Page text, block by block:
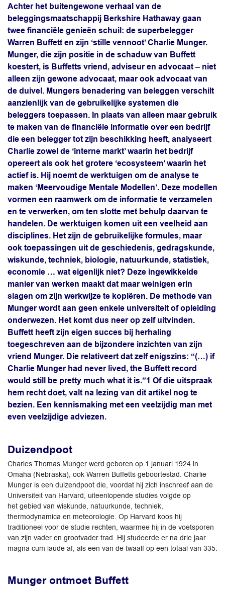
Achter het buitengewone verhaal van de
beleggingsmaatschappij Berkshire Hathaway gaan
twee financiële genieën schuil: de superbelegger
Warren Buffett en zijn ‘stille vennoot’ Charlie Munger.
Munger, die zijn positie in de schaduw van Buffett
koestert, is Buffetts vriend, adviseur en advocaat – niet
alleen zijn gewone advocaat, maar ook advocaat van
de duivel. Mungers benadering van beleggen verschilt
aanzienlijk van de gebruikelijke systemen die
beleggers toepassen. In plaats van alleen maar gebruik
te maken van de financiële informatie over een bedrijf
die een belegger tot zijn beschikking heeft, analyseert
Charlie zowel de ‘interne markt’ waarin het bedrijf
opereert als ook het grotere ‘ecosysteem’ waarin het
actief is. Hij noemt de werktuigen om de analyse te
maken ‘Meervoudige Mentale Modellen’. Deze modellen
vormen een raamwerk om de informatie te verzamelen
en te verwerken, om ten slotte met behulp daarvan te
handelen. De werktuigen komen uit een veelheid aan
disciplines. Het zijn de gebruikelijke formules, maar
ook toepassingen uit de geschiedenis, gedragskunde,
wiskunde, techniek, biologie, natuurkunde, statistiek,
economie … wat eigenlijk niet? Deze ingewikkelde
manier van werken maakt dat maar weinigen erin
slagen om zijn werkwijze te kopiëren. De methode van
Munger wordt aan geen enkele universiteit of opleiding
onderwezen. Het komt dus neer op zelf uitvinden.
Buffett heeft zijn eigen succes bij herhaling
toegeschreven aan de bijzondere inzichten van zijn
vriend Munger. Die relativeert dat zelf enigszins: “(…) if
Charlie Munger had never lived, the Buffett record
would still be pretty much what it is.”1 Of die uitspraak
hem recht doet, valt na lezing van dit artikel nog te
bezien. Een kennismaking met een veelzijdig man met
even veelzijdige adviezen.
Duizendpoot
Charles Thomas Munger werd geboren op 1 januari 1924 in
Omaha (Nebraska), ook Warren Buffetts geboortestad. Charlie
Munger is een duizendpoot die, voordat hij zich inschreef aan de
Universiteit van Harvard, uiteenlopende studies volgde op
het gebied van wiskunde, natuurkunde, techniek,
thermodynamica en meteorologie. Op Harvard koos hij
traditioneel voor de studie rechten, waarmee hij in de voetsporen
van zijn vader en grootvader trad. Hij studeerde er na drie jaar
magna cum laude af, als een van de twaalf op een totaal van 335.
Munger ontmoet Buffett